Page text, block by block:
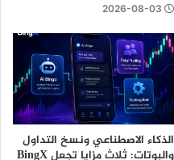
2026-08-03
الذكاء الاصطناعي ونسخ التداول
والبوتات: ثلاث مزايا تجعل BingX